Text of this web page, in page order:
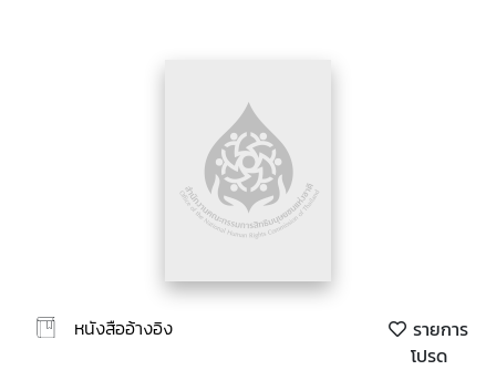
หนังสืออ้างอิง
รายการ
โปรด